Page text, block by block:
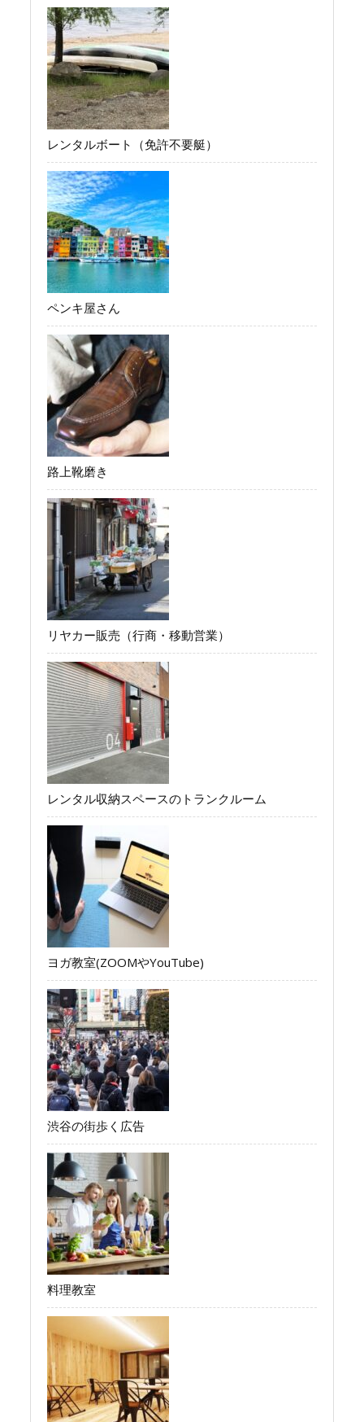
レンタルボート（免許不要艇）
ペンキ屋さん
路上靴磨き
リヤカー販売（行商・移動営業）
レンタル収納スペースのトランクルーム
ヨガ教室(ZOOMやYouTube)
渋谷の街歩く広告
料理教室